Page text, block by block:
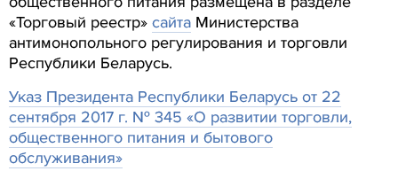
«Торговый реестр» сайта Министерства
антимонопольного регулирования и торговли
Республики Беларусь.
Указ Президента Республики Беларусь от 22
сентября 2017 г. № 345 «О развитии торговли,
общественного питания и бытового
обслуживания»